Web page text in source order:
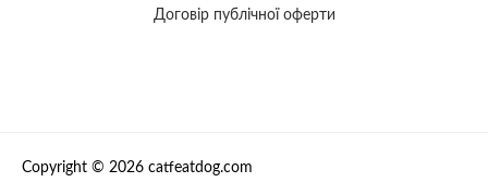
Договір публічної оферти
Copyright © 2026 catfeatdog.com